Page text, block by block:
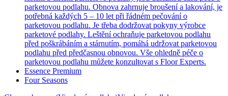
parketovou podlahu. Obnova zahrnuje broušení a lakování, je
potřebná každých 5 – 10 let při řádném pečování o
parketovou podlahu. Je třeba dodržovat pokyny výrobce
parketové podlahy. Leštění ochraňuje parketovou podlahu
před poškrábáním a stárnutím, pomáhá udržovat parketovou
podlahu před předčasnou obnovou. Vše ohledně péče o
parketovou podlahu můžete konzultovat s Floor Experts.
Essence Premium
Four Seasons